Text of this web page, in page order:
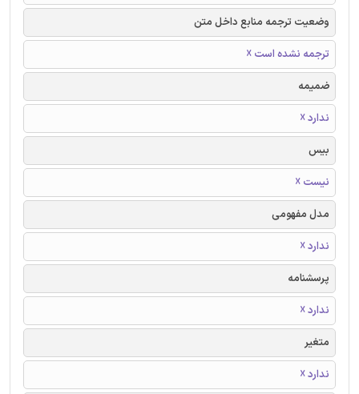
وضعیت ترجمه منابع داخل متن
ترجمه نشده است ☓
ضمیمه
ندارد ☓
بیس
نیست ☓
مدل مفهومی
ندارد ☓
پرسشنامه
ندارد ☓
متغیر
ندارد ☓